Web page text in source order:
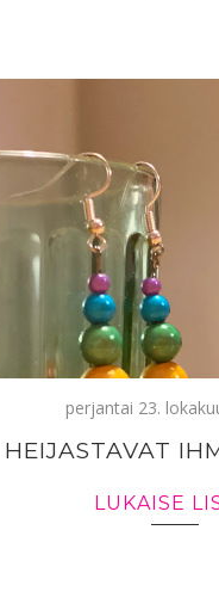
perjantai 23.
HEIJASTAVAT
LUKAISE